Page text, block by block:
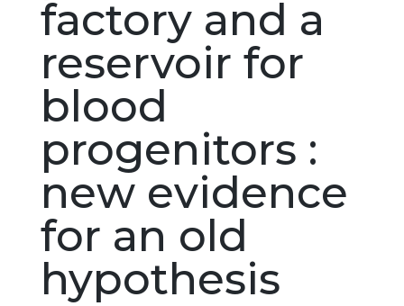
factory and a
reservoir for
blood
progenitors :
new evidence
for an old
hypothesis